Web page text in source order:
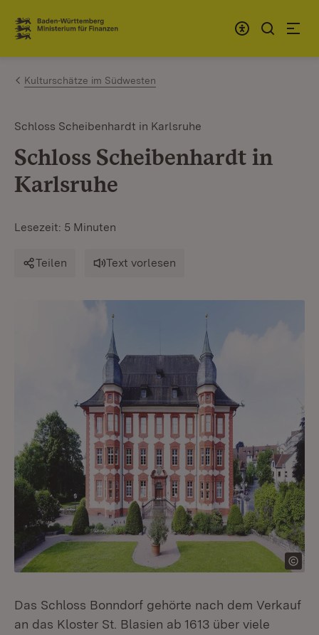
Zum Inhalt springen
Link zur Startseite
Kulturschätze im Südwesten
Schloss Scheibenhardt in Karlsruhe
Schloss Scheibenhardt in
Karlsruhe
Lesezeit: 5 Minuten
Teilen Text vorlesen
Das Schloss Bonndorf gehörte nach dem Verkauf
an das Kloster St. Blasien ab 1613 über viele